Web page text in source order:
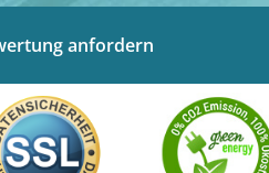
anfordern